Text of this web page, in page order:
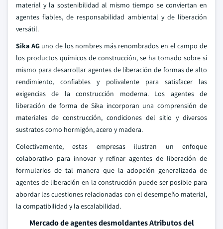
material y la sostenibilidad al mismo tiempo se conviertan en
agentes fiables, de responsabilidad ambiental y de liberación
versátil.
Sika AG uno de los nombres más renombrados en el campo de
los productos químicos de construcción, se ha tomado sobre sí
mismo para desarrollar agentes de liberación de formas de alto
rendimiento, confiables y polivalente para satisfacer las
exigencias de la construcción moderna. Los agentes de
liberación de forma de Sika incorporan una comprensión de
materiales de construcción, condiciones del sitio y diversos
sustratos como hormigón, acero y madera.
Colectivamente, estas empresas ilustran un enfoque
colaborativo para innovar y refinar agentes de liberación de
formularios de tal manera que la adopción generalizada de
agentes de liberación en la construcción puede ser posible para
abordar las cuestiones relacionadas con el desempeño material,
la compatibilidad y la escalabilidad.
Mercado de agentes desmoldantes Atributos del